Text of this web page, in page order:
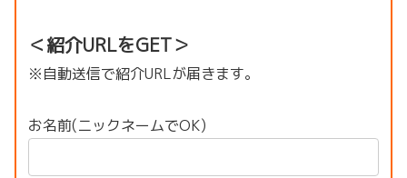
＜紹介URLをGET＞
※自動送信で紹介URLが届きます。
お名前(ニックネームでOK)